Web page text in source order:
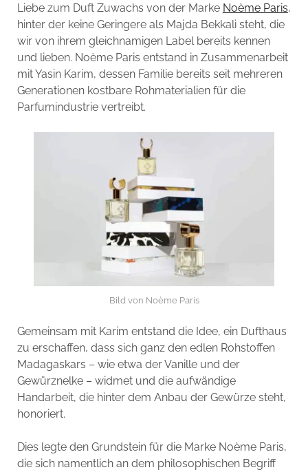
ONLINE-SHOP
DAS ALZD-TEAM
Liebe zum Duft Zuwachs von der Marke Noème Paris,
hinter der keine Geringere als Majda Bekkali steht, die
wir von ihrem gleichnamigen Label bereits kennen
und lieben. Noème Paris entstand in Zusammenarbeit
mit Yasin Karim, dessen Familie bereits seit mehreren
Generationen kostbare Rohmaterialien für die
Parfumindustrie vertreibt.
Bild von Noème Paris
Gemeinsam mit Karim entstand die Idee, ein Dufthaus
zu erschaffen, dass sich ganz den edlen Rohstoffen
Madagaskars – wie etwa der Vanille und der
Gewürznelke – widmet und die aufwändige
Handarbeit, die hinter dem Anbau der Gewürze steht,
honoriert.
Dies legte den Grundstein für die Marke Noème Paris,
die sich namentlich an dem philosophischen Begriff